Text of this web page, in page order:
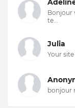
Bonjour
te...
Julia
Your
bonjour